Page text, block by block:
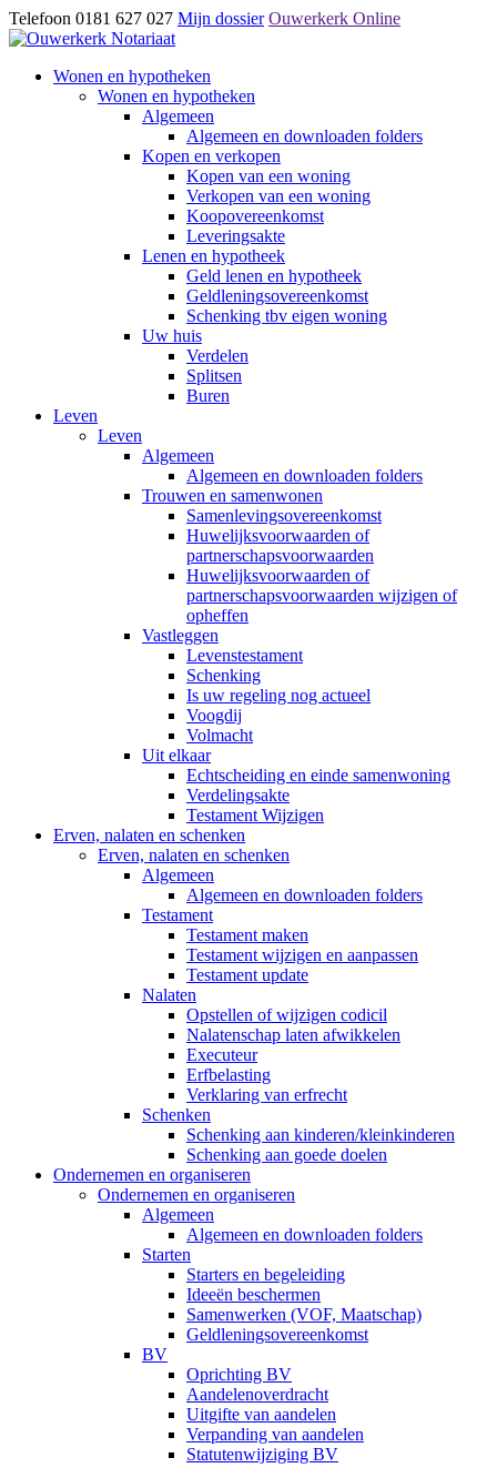
Telefoon 0181 627 027 Mijn dossier Ouwerkerk Online
Wonen en hypotheken
Wonen en hypotheken
Algemeen
Algemeen en downloaden folders
Kopen en verkopen
Kopen van een woning
Verkopen van een woning
Koopovereenkomst
Leveringsakte
Lenen en hypotheek
Geld lenen en hypotheek
Geldleningsovereenkomst
Schenking tbv eigen woning
Uw huis
Verdelen
Splitsen
Buren
Leven
Leven
Algemeen
Algemeen en downloaden folders
Trouwen en samenwonen
Samenlevingsovereenkomst
Huwelijksvoorwaarden of
partnerschapsvoorwaarden
Huwelijksvoorwaarden of
partnerschapsvoorwaarden wijzigen of
opheffen
Vastleggen
Levenstestament
Schenking
Is uw regeling nog actueel
Voogdij
Volmacht
Uit elkaar
Echtscheiding en einde samenwoning
Verdelingsakte
Testament Wijzigen
Erven, nalaten en schenken
Erven, nalaten en schenken
Algemeen
Algemeen en downloaden folders
Testament
Testament maken
Testament wijzigen en aanpassen
Testament update
Nalaten
Opstellen of wijzigen codicil
Nalatenschap laten afwikkelen
Executeur
Erfbelasting
Verklaring van erfrecht
Schenken
Schenking aan kinderen/kleinkinderen
Schenking aan goede doelen
Ondernemen en organiseren
Ondernemen en organiseren
Algemeen
Algemeen en downloaden folders
Starten
Starters en begeleiding
Ideeën beschermen
Samenwerken (VOF, Maatschap)
Geldleningsovereenkomst
BV
Oprichting BV
Aandelenoverdracht
Uitgifte van aandelen
Verpanding van aandelen
Statutenwijziging BV